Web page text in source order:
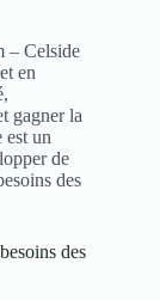
– Celside
en
gagner la
est un
de
des
des